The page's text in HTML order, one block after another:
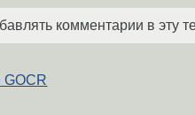
комментарии в эту
GOCR